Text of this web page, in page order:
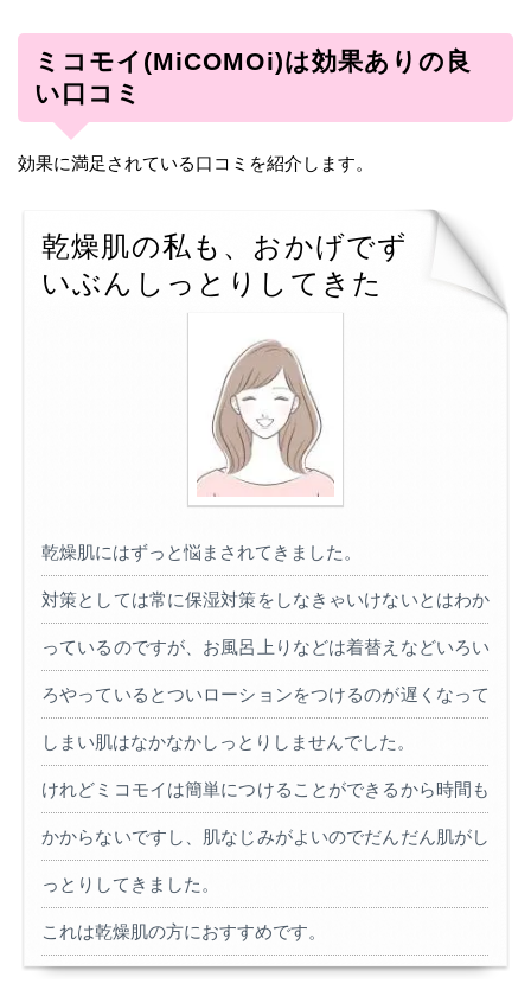
ミコモイ(MiCOMOi)は効果ありの良
い口コミ
効果に満足されている口コミを紹介します。
乾燥肌の私も、おかげでず
いぶんしっとりしてきた
乾燥肌にはずっと悩まされてきました。
対策としては常に保湿対策をしなきゃいけないとはわか
っているのですが、お風呂上りなどは着替えなどいろい
ろやっているとついローションをつけるのが遅くなって
しまい肌はなかなかしっとりしませんでした。
けれどミコモイは簡単につけることができるから時間も
かからないですし、肌なじみがよいのでだんだん肌がし
っとりしてきました。
これは乾燥肌の方におすすめです。